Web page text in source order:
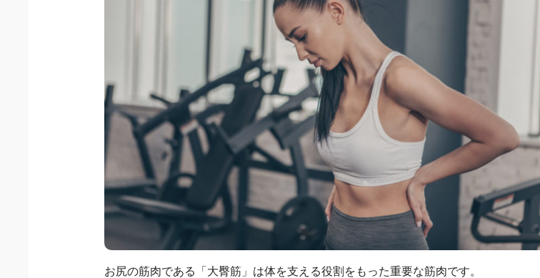
お尻の筋肉である「大臀筋」は体を支える役割をもった重要な筋肉です。